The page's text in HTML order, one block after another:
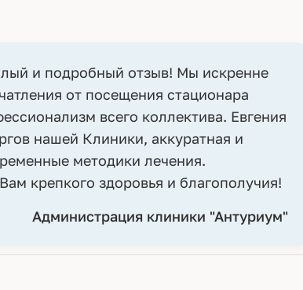
и подробный отзыв! Мы искренне
от посещения стационара
всего коллектива. Евгения
нашей Клиники, аккуратная и
методики лечения.
крепкого здоровья и благополучия!
Администрация клиники "Антуриум"